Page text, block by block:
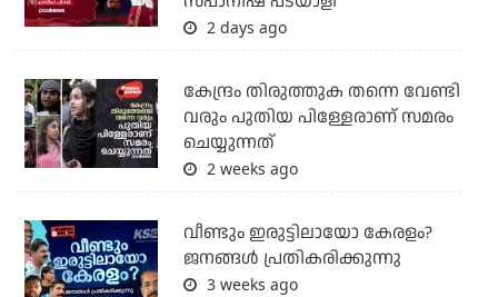
2 days ago
കേന്ദ്രം തിരുത്തുക തന്നെ വേണ്ടി
വരും പുതിയ പിള്ളേരാണ് സമരം
ചെയ്യുന്നത്
2 weeks ago
വീണ്ടും ഇരുട്ടിലായോ കേരളം?
ജനങ്ങൾ പ്രതികരിക്കുന്നു
3 weeks ago